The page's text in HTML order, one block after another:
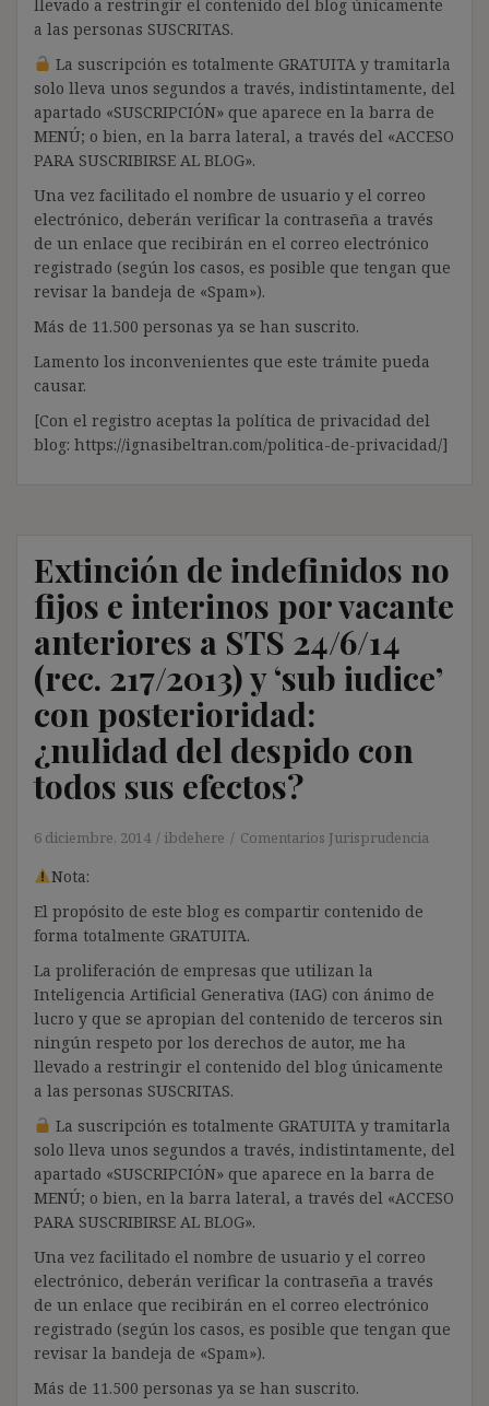
llevado a restringir el contenido del blog únicamente
a las personas SUSCRITAS.
La suscripción es totalmente GRATUITA y tramitarla
solo lleva unos segundos a través, indistintamente, del
apartado «SUSCRIPCIÓN» que aparece en la barra de
MENÚ; o bien, en la barra lateral, a través del «ACCESO
PARA SUSCRIBIRSE AL BLOG».
Una vez facilitado el nombre de usuario y el correo
electrónico, deberán verificar la contraseña a través
de un enlace que recibirán en el correo electrónico
registrado (según los casos, es posible que tengan que
revisar la bandeja de «Spam»).
Más de 11.500 personas ya se han suscrito.
Lamento los inconvenientes que este trámite pueda
causar.
[Con el registro aceptas la política de privacidad del
blog: https://ignasibeltran.com/politica-de-privacidad/]
Extinción de indefinidos no
fijos e interinos por vacante
anteriores a STS 24/6/14
(rec. 217/2013) y ‘sub iudice’
con posterioridad:
¿nulidad del despido con
todos sus efectos?
6 diciembre, 2014 ibdehere Comentarios Jurisprudencia
Nota:
El propósito de este blog es compartir contenido de
forma totalmente GRATUITA.
La proliferación de empresas que utilizan la
Inteligencia Artificial Generativa (IAG) con ánimo de
lucro y que se apropian del contenido de terceros sin
ningún respeto por los derechos de autor, me ha
llevado a restringir el contenido del blog únicamente
a las personas SUSCRITAS.
La suscripción es totalmente GRATUITA y tramitarla
solo lleva unos segundos a través, indistintamente, del
apartado «SUSCRIPCIÓN» que aparece en la barra de
MENÚ; o bien, en la barra lateral, a través del «ACCESO
PARA SUSCRIBIRSE AL BLOG».
Una vez facilitado el nombre de usuario y el correo
electrónico, deberán verificar la contraseña a través
de un enlace que recibirán en el correo electrónico
registrado (según los casos, es posible que tengan que
revisar la bandeja de «Spam»).
Más de 11.500 personas ya se han suscrito.